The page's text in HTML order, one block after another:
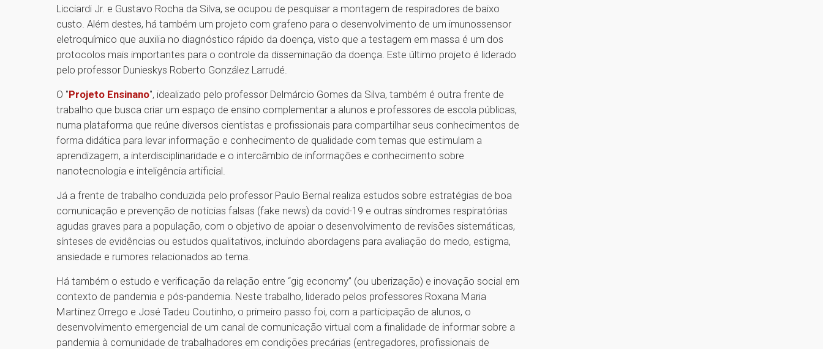
Licciardi Jr. e Gustavo Rocha da Silva, se ocupou de pesquisar a montagem de respiradores de baixo
custo. Além destes, há também um projeto com grafeno para o desenvolvimento de um imunossensor
eletroquímico que auxilia no diagnóstico rápido da doença, visto que a testagem em massa é um dos
protocolos mais importantes para o controle da disseminação da doença. Este último projeto é liderado
pelo professor Dunieskys Roberto González Larrudé.
O "Projeto Ensinano", idealizado pelo professor Delmárcio Gomes da Silva, também é outra frente de
trabalho que busca criar um espaço de ensino complementar a alunos e professores de escola públicas,
numa plataforma que reúne diversos cientistas e profissionais para compartilhar seus conhecimentos de
forma didática para levar informação e conhecimento de qualidade com temas que estimulam a
aprendizagem, a interdisciplinaridade e o intercâmbio de informações e conhecimento sobre
nanotecnologia e inteligência artificial.
Já a frente de trabalho conduzida pelo professor Paulo Bernal realiza estudos sobre estratégias de boa
comunicação e prevenção de notícias falsas (fake news) da covid-19 e outras síndromes respiratórias
agudas graves para a população, com o objetivo de apoiar o desenvolvimento de revisões sistemáticas,
sínteses de evidências ou estudos qualitativos, incluindo abordagens para avaliação do medo, estigma,
ansiedade e rumores relacionados ao tema.
Há também o estudo e verificação da relação entre “gig economy” (ou uberização) e inovação social em
contexto de pandemia e pós-pandemia. Neste trabalho, liderado pelos professores Roxana Maria
Martinez Orrego e José Tadeu Coutinho, o primeiro passo foi, com a participação de alunos, o
desenvolvimento emergencial de um canal de comunicação virtual com a finalidade de informar sobre a
pandemia à comunidade de trabalhadores em condições precárias (entregadores, profissionais de